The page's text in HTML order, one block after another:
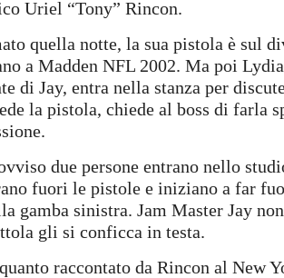
Uriel “Tony” Rincon.
quella notte, la sua pistola è sul
a Madden NFL 2002. Ma poi
di Jay, entra nella stanza per
la pistola, chiede al boss di farla
due persone entrano nello
fuori le pistole e iniziano a far
gamba sinistra. Jam Master Jay
gli si conficca in testa.
raccontato da Rincon al New